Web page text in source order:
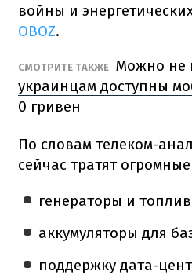
войны и
OBOZ.
СМОТРИТЕ ТАКЖЕ Можно не
украинцам доступны
0 гривен
По словам телеком-
сейчас тратят
генераторы и
аккумуляторы для
поддержку дата-